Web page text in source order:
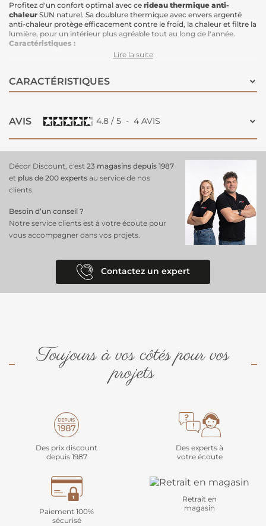
Profitez d'un confort optimal avec ce rideau thermique anti-
chaleur SUN naturel. Sa doublure thermique avec envers argenté
anti-chaleur protège efficacement contre le froid, la chaleur et filtre la
lumière, pour un intérieur plus agréable tout au long de l'année.
Caractéristiques :
été
Protection de la lumière :Filtrage efficace de la lumière extérieure
Lire la suite
CARACTÉRISTIQUES
AVIS 4.8 / 5 - 4 AVIS
Décor Discount, c'est 23 magasins depuis 1987
et plus de 200 experts au service de nos
clients.
Besoin d’un conseil ?
Notre service clients est à votre écoute pour
vous accompagner dans vos projets.
Contactez un expert
Toujours à vos côtés pour vos
projets
Des prix discount
depuis 1987
Des experts à
votre écoute
Paiement 100%
sécurisé
Retrait en
magasin